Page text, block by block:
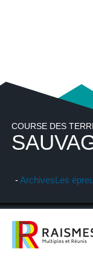
COURSE DES
-ArchivesLes